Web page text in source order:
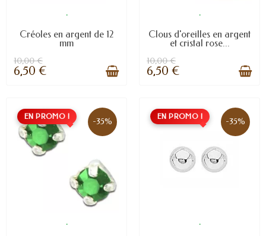
.
Créoles en argent de 12
mm
10,00 €
6,50 €
.
Clous d'oreilles en argent
et cristal rose...
10,00 €
6,50 €
EN PROMO ! -35%
.
EN PROMO ! -35%
.